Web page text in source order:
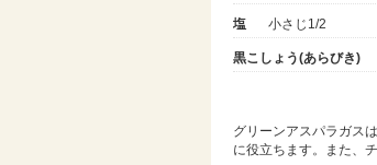
塩 小さじ1/2
黒こしょう(あらびき)
グリーンアスパラガス
に役立ちます。また、